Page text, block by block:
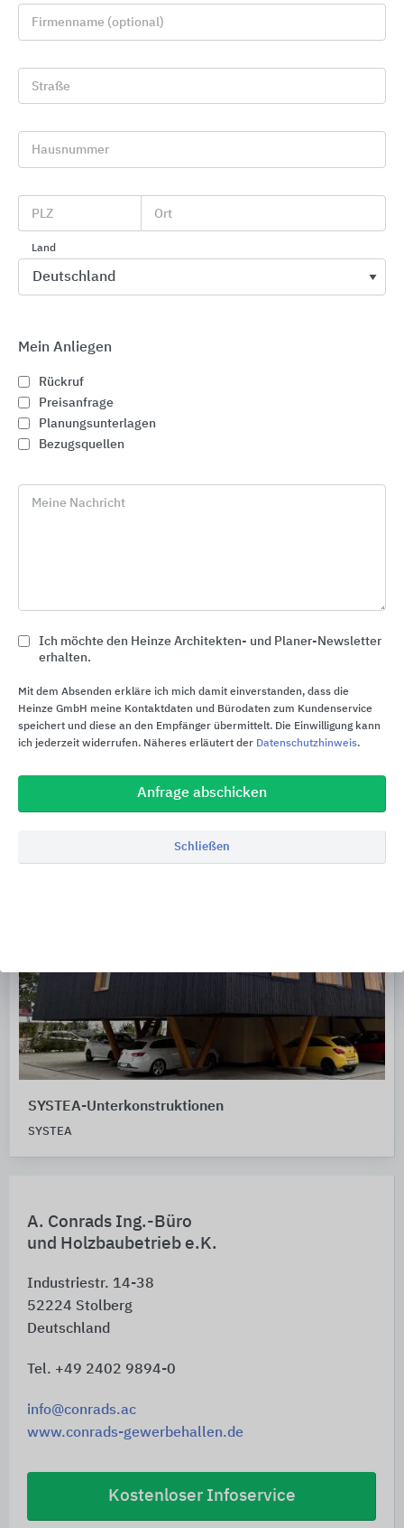
A. Conrads Ing.-Büro
und Holzbaubetrieb e.K.
Industriestr. 14-38
52224 Stolberg
Deutschland
Tel. +49 2402 9894-0
info@conrads.ac
www.conrads-gewerbehallen.de
Kostenloser Infoservice
Stadtmobiliar: Fahrradparksysteme, Mobiliar und
Fassadenbefestigungen
Leviat
SYSTEA-Unterkonstruktionen
SYSTEA
Firmenname (optional)
Straße
Hausnummer
PLZ Ort
Land
Mein Anliegen
Rückruf
Preisanfrage
Planungsunterlagen
Bezugsquellen
Meine Nachricht
Ich möchte den Heinze Architekten- und Planer-Newsletter
erhalten.
Mit dem Absenden erkläre ich mich damit einverstanden, dass die
Heinze GmbH meine Kontaktdaten und Bürodaten zum Kundenservice
speichert und diese an den Empfänger übermittelt. Die Einwilligung kann
ich jederzeit widerrufen. Näheres erläutert der Datenschutzhinweis.
Anfrage abschicken
Schließen